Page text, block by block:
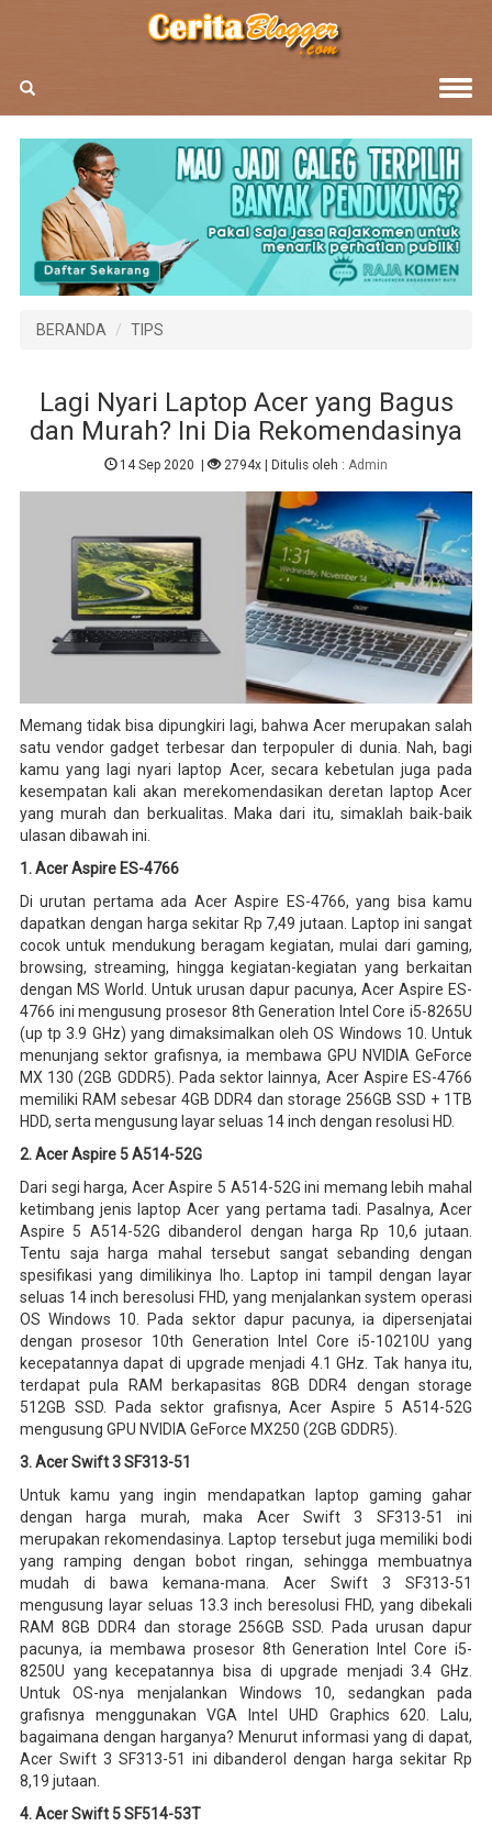
BERANDA TIPS
Lagi Nyari Laptop Acer yang Bagus
dan Murah? Ini Dia Rekomendasinya
14 Sep 2020 | 2794x | Ditulis oleh :Admin
Memang tidak bisa dipungkiri lagi, bahwa Acer merupakan salah
satu vendor gadget terbesar dan terpopuler di dunia. Nah, bagi
kamu yang lagi nyari laptop Acer, secara kebetulan juga pada
kesempatan kali akan merekomendasikan deretan laptop Acer
yang murah dan berkualitas. Maka dari itu, simaklah baik-baik
ulasan dibawah ini.
1. Acer Aspire ES-4766
Di urutan pertama ada Acer Aspire ES-4766, yang bisa kamu
dapatkan dengan harga sekitar Rp 7,49 jutaan. Laptop ini sangat
cocok untuk mendukung beragam kegiatan, mulai dari gaming,
browsing, streaming, hingga kegiatan-kegiatan yang berkaitan
dengan MS World. Untuk urusan dapur pacunya, Acer Aspire ES-
4766 ini mengusung prosesor 8th Generation Intel Core i5-8265U
(up tp 3.9 GHz) yang dimaksimalkan oleh OS Windows 10. Untuk
menunjang sektor grafisnya, ia membawa GPU NVIDIA GeForce
MX 130 (2GB GDDR5). Pada sektor lainnya, Acer Aspire ES-4766
memiliki RAM sebesar 4GB DDR4 dan storage 256GB SSD + 1TB
HDD, serta mengusung layar seluas 14 inch dengan resolusi HD.
2. Acer Aspire 5 A514-52G
Dari segi harga, Acer Aspire 5 A514-52G ini memang lebih mahal
ketimbang jenis laptop Acer yang pertama tadi. Pasalnya, Acer
Aspire 5 A514-52G dibanderol dengan harga Rp 10,6 jutaan.
Tentu saja harga mahal tersebut sangat sebanding dengan
spesifikasi yang dimilikinya lho. Laptop ini tampil dengan layar
seluas 14 inch beresolusi FHD, yang menjalankan system operasi
OS Windows 10. Pada sektor dapur pacunya, ia dipersenjatai
dengan prosesor 10th Generation Intel Core i5-10210U yang
kecepatannya dapat di upgrade menjadi 4.1 GHz. Tak hanya itu,
terdapat pula RAM berkapasitas 8GB DDR4 dengan storage
512GB SSD. Pada sektor grafisnya, Acer Aspire 5 A514-52G
mengusung GPU NVIDIA GeForce MX250 (2GB GDDR5).
3. Acer Swift 3 SF313-51
Untuk kamu yang ingin mendapatkan laptop gaming gahar
dengan harga murah, maka Acer Swift 3 SF313-51 ini
merupakan rekomendasinya. Laptop tersebut juga memiliki bodi
yang ramping dengan bobot ringan, sehingga membuatnya
mudah di bawa kemana-mana. Acer Swift 3 SF313-51
mengusung layar seluas 13.3 inch beresolusi FHD, yang dibekali
RAM 8GB DDR4 dan storage 256GB SSD. Pada urusan dapur
pacunya, ia membawa prosesor 8th Generation Intel Core i5-
8250U yang kecepatannya bisa di upgrade menjadi 3.4 GHz.
Untuk OS-nya menjalankan Windows 10, sedangkan pada
grafisnya menggunakan VGA Intel UHD Graphics 620. Lalu,
bagaimana dengan harganya? Menurut informasi yang di dapat,
Acer Swift 3 SF313-51 ini dibanderol dengan harga sekitar Rp
8,19 jutaan.
4. Acer Swift 5 SF514-53T